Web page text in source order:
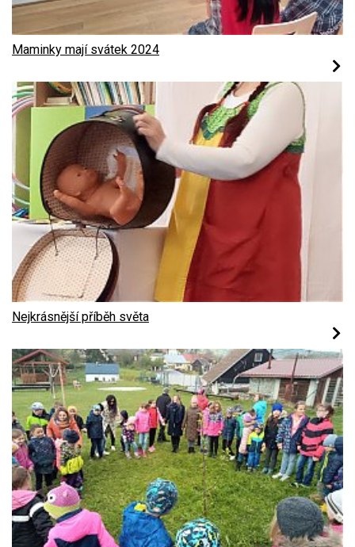
Maminky mají svátek 2024
Nejkrásnější příběh světa